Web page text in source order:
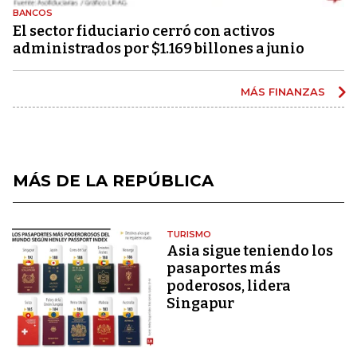
BANCOS
El sector fiduciario cerró con activos
administrados por $1.169 billones a junio
MÁS FINANZAS
MÁS DE LA REPÚBLICA
TURISMO
Asia sigue teniendo los
pasaportes más
poderosos, lidera
Singapur